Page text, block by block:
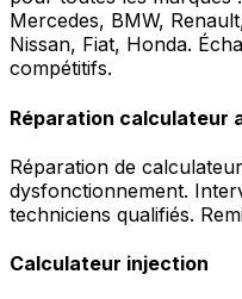
Mercedes, BMW,
Nissan, Fiat, Honda.
compétitifs.
Réparation calculateur
Réparation de
dysfonctionnement.
techniciens qualifiés.
Calculateur injection